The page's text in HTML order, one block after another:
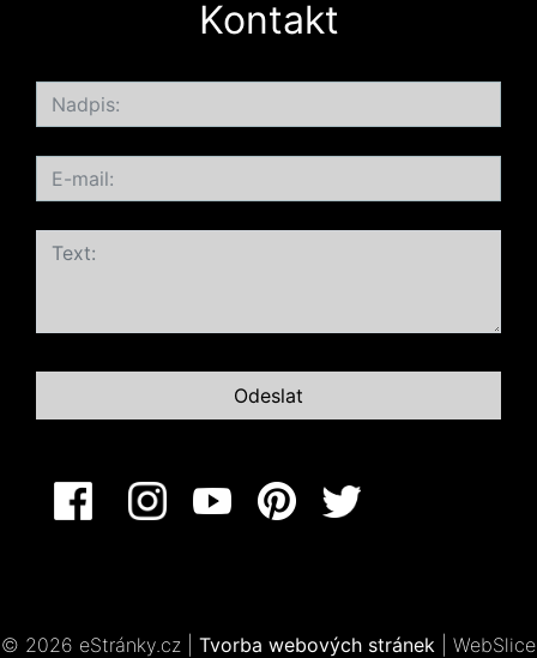
Kontakt
© 2026 eStránky.cz Tvorba webových stránek
WebSlice